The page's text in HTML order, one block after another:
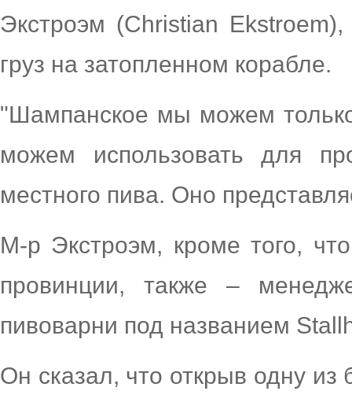
Экстроэм (Christian
груз на затопленном корабле.
"Шампанское мы можем
можем использовать для
местного пива. Оно
М-р Экстроэм, кроме того,
провинции, также –
пивоварни под названием
Он сказал, что открыв одну из